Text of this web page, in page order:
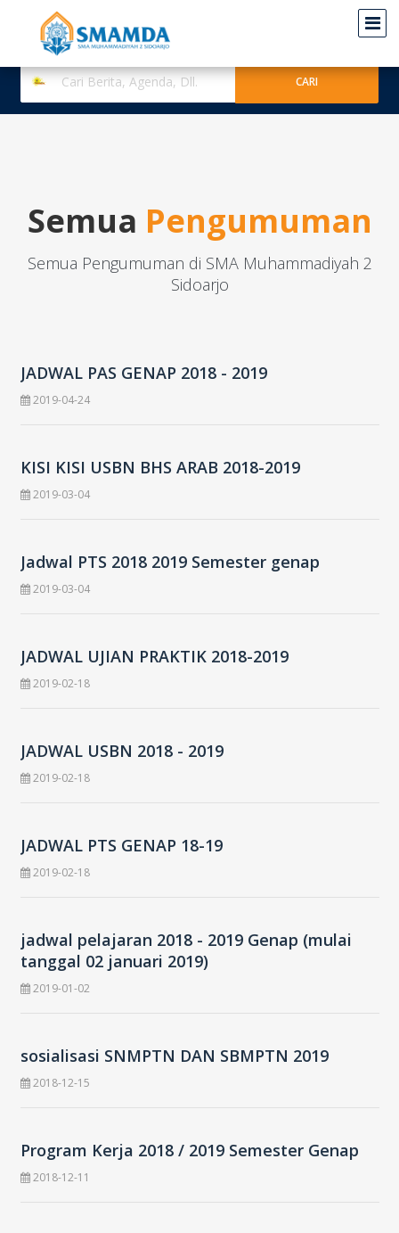
Semua Pengumuman
Semua Pengumuman di SMA Muhammadiyah 2
Sidoarjo
JADWAL PAS GENAP 2018 - 2019
2019-04-24
KISI KISI USBN BHS ARAB 2018-2019
2019-03-04
Jadwal PTS 2018 2019 Semester genap
2019-03-04
JADWAL UJIAN PRAKTIK 2018-2019
2019-02-18
JADWAL USBN 2018 - 2019
2019-02-18
JADWAL PTS GENAP 18-19
2019-02-18
jadwal pelajaran 2018 - 2019 Genap (mulai
tanggal 02 januari 2019)
2019-01-02
sosialisasi SNMPTN DAN SBMPTN 2019
2018-12-15
Program Kerja 2018 / 2019 Semester Genap
2018-12-11